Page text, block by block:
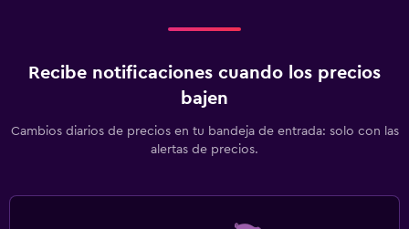
Recibe notificaciones cuando los precios
bajen
Cambios diarios de precios en tu bandeja de entrada: solo con las
alertas de precios.